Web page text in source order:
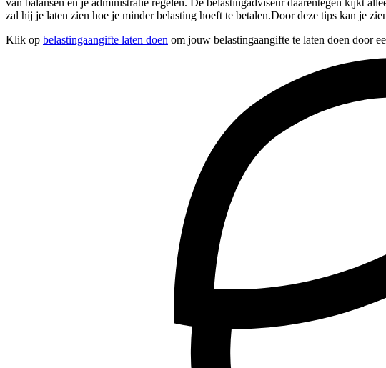
van balansen en je administratie regelen. De belastingadviseur daarentegen kijkt
zal hij je laten zien hoe je minder belasting hoeft te betalen.Door deze tips kan je
Klik op belastingaangifte laten doen om jouw belastingaangifte te laten doen door